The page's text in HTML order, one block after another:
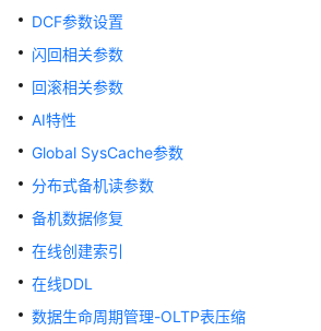
据
库
全
数
据
库
使
入
门
DCF参数设置
闪回相关参数
回滚相关参数
AI特性
Global SysCache参数
分布式备机读参数
备机数据修复
在线创建索引
在线DDL
数据生命周期管理-OLTP表压缩